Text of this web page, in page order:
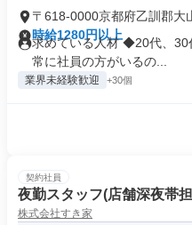
〒618-0000京都府乙訓郡大
時給1280円以上
求めている人材 ◆20代、30
常に社員の方がいるの...
業界未経験歓迎 +30個
契約社員
夜勤スタッフ(店舗深夜帯
株式会社すき家